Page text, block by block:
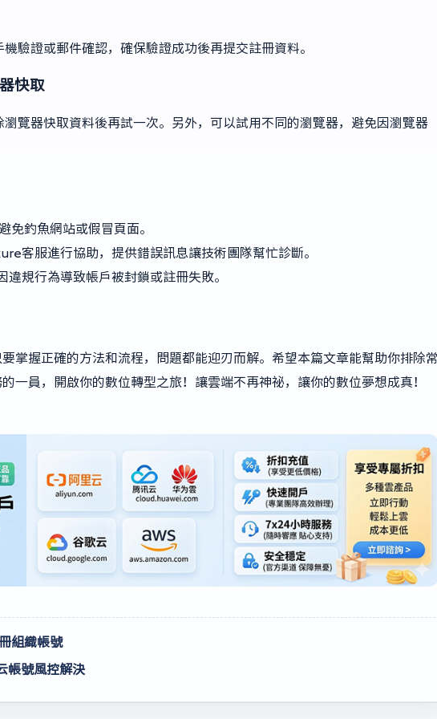
驗證或郵件確認，確保驗證成功後再提交註冊資料。
快取
覽器快取資料後再試一次。另外，可以試用不同的瀏覽器，避免因瀏覽器
免釣魚網站或假冒頁面。
客服進行協助，提供錯誤訊息讓技術團隊幫忙診斷。
規行為導致帳戶被封鎖或註冊失敗。
掌握正確的方法和流程，問題都能迎刃而解。希望本篇文章能幫助你排除
一員，開啟你的數位轉型之旅！讓雲端不再神祕，讓你的數位夢想成真！
組織帳號
帳號風控解決